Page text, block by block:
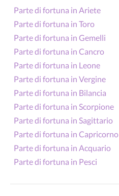
Parte di fortuna in Ariete
Parte di fortuna in Toro
Parte di fortuna in Gemelli
Parte di fortuna in Cancro
Parte di fortuna in Leone
Parte di fortuna in Vergine
Parte di fortuna in Bilancia
Parte di fortuna in Scorpione
Parte di fortuna in Sagittario
Parte di fortuna in Capricorno
Parte di fortuna in Acquario
Parte di fortuna in Pesci